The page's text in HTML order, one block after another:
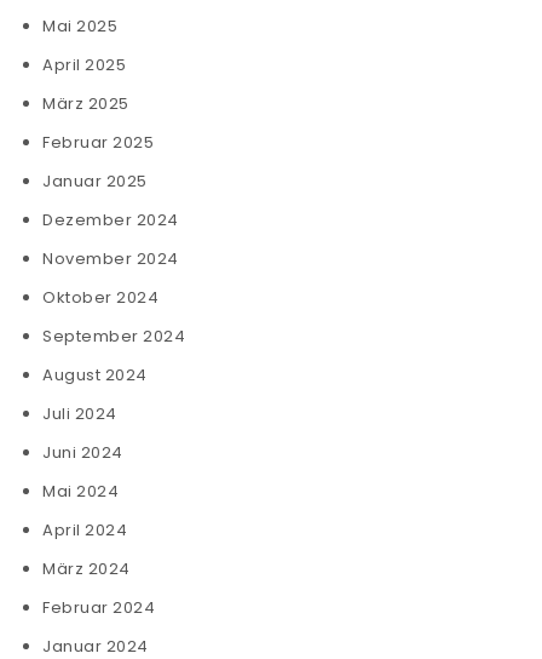
Mai 2025
April 2025
März 2025
Februar 2025
Januar 2025
Dezember 2024
November 2024
Oktober 2024
September 2024
August 2024
Juli 2024
Juni 2024
Mai 2024
April 2024
März 2024
Februar 2024
Januar 2024